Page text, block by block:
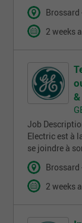
Brossard
2 weeks
Job
Electric est à
se joindre à
Brossard
2 weeks